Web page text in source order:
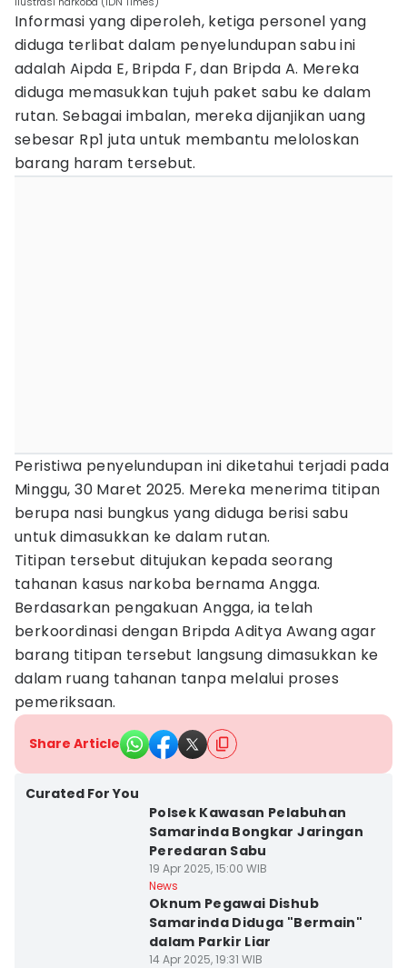
Informasi yang diperoleh, ketiga personel yang
diduga terlibat dalam penyelundupan sabu ini
adalah Aipda E, Bripda F, dan Bripda A. Mereka
diduga memasukkan tujuh paket sabu ke dalam
rutan. Sebagai imbalan, mereka dijanjikan uang
sebesar Rp1 juta untuk membantu meloloskan
barang haram tersebut.
Peristiwa penyelundupan ini diketahui terjadi pada
Minggu, 30 Maret 2025. Mereka menerima titipan
berupa nasi bungkus yang diduga berisi sabu
untuk dimasukkan ke dalam rutan.
Titipan tersebut ditujukan kepada seorang
tahanan kasus narkoba bernama Angga.
Berdasarkan pengakuan Angga, ia telah
berkoordinasi dengan Bripda Aditya Awang agar
barang titipan tersebut langsung dimasukkan ke
dalam ruang tahanan tanpa melalui proses
pemeriksaan.
Share Article
Curated For You
Polsek Kawasan Pelabuhan
Samarinda Bongkar Jaringan
Peredaran Sabu
19 Apr 2025, 15:00 WIB
News
Oknum Pegawai Dishub
Samarinda Diduga "Bermain"
dalam Parkir Liar
14 Apr 2025, 19:31 WIB